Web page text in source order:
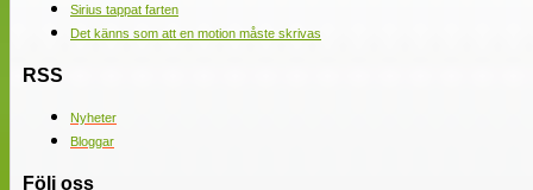
Sirius tappat farten
Det känns som att en motion måste skrivas
RSS
Nyheter
Bloggar
Följ oss